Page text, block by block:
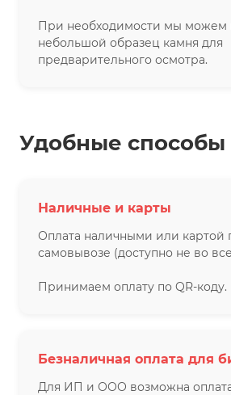
При необходимости мы можем
небольшой образец камня для
предварительного осмотра.
Удобные способы
Наличные и карты
Оплата наличными или картой
самовывозе (доступно не во
Принимаем оплату по QR-коду.
Безналичная оплата для
Для ИП и ООО возможна оплата